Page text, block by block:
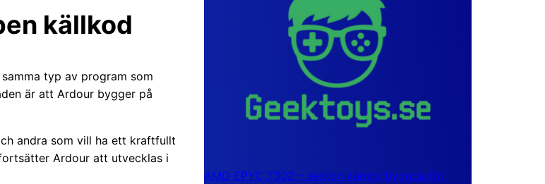
källkod
typ av program som
är att Ardour bygger på
andra som vill ha ett kraftfullt
Ardour att utvecklas i
AMD EPYC 7302 – sexton kärnor byggda för